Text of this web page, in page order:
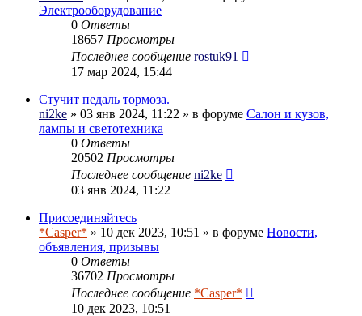
Электрооборудование
0 Ответы
18657 Просмотры
Последнее сообщение rostuk91
17 мар 2024, 15:44
Стучит педаль тормоза.
ni2ke » 03 янв 2024, 11:22 » в форуме Салон и кузов,
лампы и светотехника
0 Ответы
20502 Просмотры
Последнее сообщение ni2ke
03 янв 2024, 11:22
Присоединяйтесь
*Casper* » 10 дек 2023, 10:51 » в форуме Новости,
объявления, призывы
0 Ответы
36702 Просмотры
Последнее сообщение *Casper*
10 дек 2023, 10:51